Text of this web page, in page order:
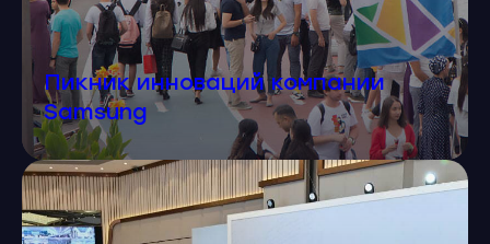
Пикник инноваций компании
Samsung